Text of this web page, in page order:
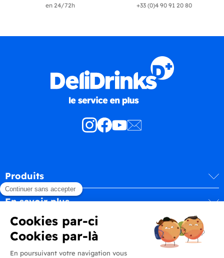
en 24/72h +33 (0)4 90 91 20 80
Produits
En savoir plus
Informations